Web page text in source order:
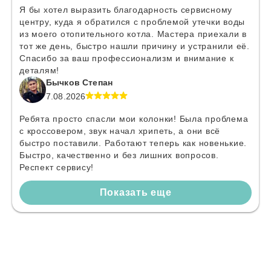
Я бы хотел выразить благодарность сервисному
центру, куда я обратился с проблемой утечки воды
из моего отопительного котла. Мастера приехали в
тот же день, быстро нашли причину и устранили её.
Спасибо за ваш профессионализм и внимание к
деталям!
Бычков Степан
7.08.2026
Ребята просто спасли мои колонки! Была проблема
с кроссовером, звук начал хрипеть, а они всё
быстро поставили. Работают теперь как новенькие.
Быстро, качественно и без лишних вопросов.
Респект сервису!
Показать еще